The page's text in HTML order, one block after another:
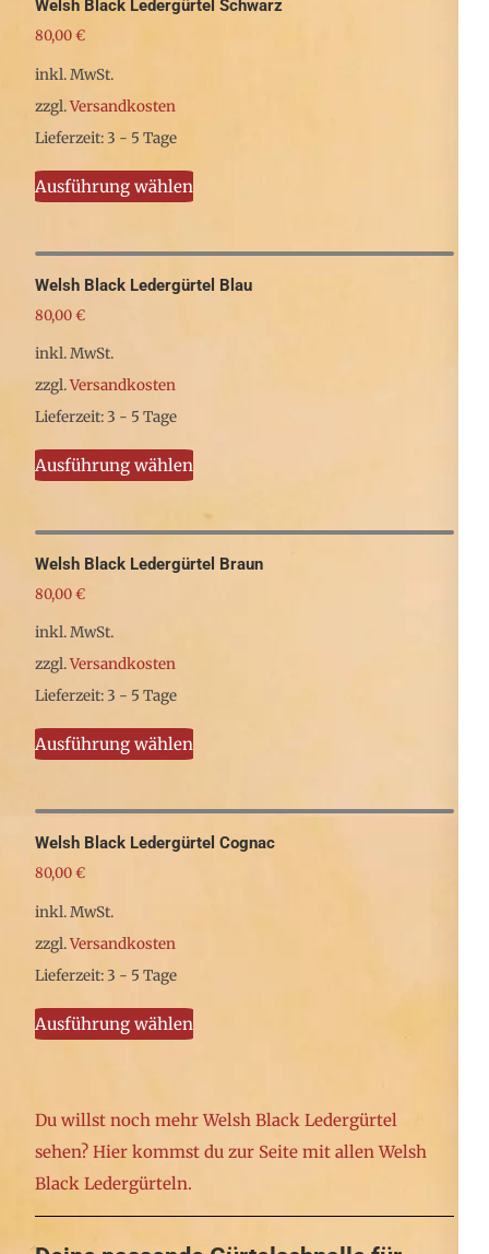
Welsh Black Ledergürtel Schwarz
80,00€
inkl. MwSt.
zzgl.Versandkosten
Lieferzeit: 3 - 5 Tage
Ausführung wählen
Dieses
Produkt
Varianten
auf
der
Welsh Black Ledergürtel Blau
80,00€
inkl. MwSt.
zzgl.Versandkosten
Lieferzeit: 3 - 5 Tage
Ausführung wählen
Dieses
Produkt
Varianten
auf
der
Welsh Black Ledergürtel Braun
80,00€
inkl. MwSt.
zzgl.Versandkosten
Lieferzeit: 3 - 5 Tage
Ausführung wählen
Dieses
Produkt
Varianten
auf
der
gewählt
werden
Welsh Black Ledergürtel Cognac
80,00€
inkl. MwSt.
zzgl.Versandkosten
Lieferzeit: 3 - 5 Tage
Ausführung wählen
Dieses
Produkt
Varianten
auf.
Du willst noch mehr Welsh Black Ledergürtel
sehen? Hier kommst du zur Seite mit allen Welsh
Black Ledergürteln.